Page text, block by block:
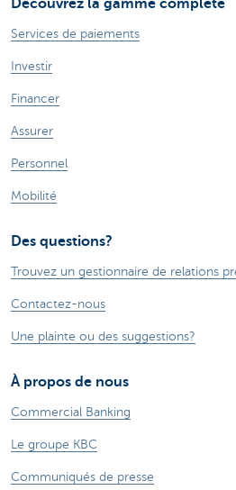
Découvrez la gamme complète
Services de paiements
Investir
Financer
Assurer
Personnel
Mobilité
Des questions?
Trouvez un gestionnaire de relations
Contactez-nous
Une plainte ou des suggestions?
À propos de nous
Commercial Banking
Le groupe KBC
Communiqués de presse